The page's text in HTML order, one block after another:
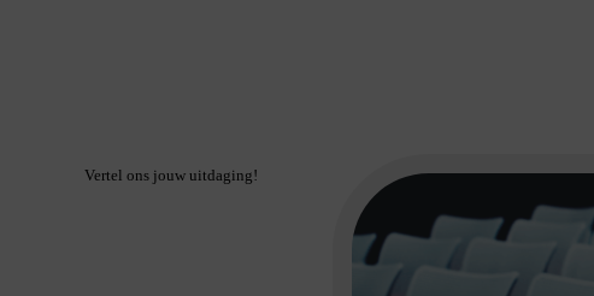
Vertel ons jouw uitdaging!